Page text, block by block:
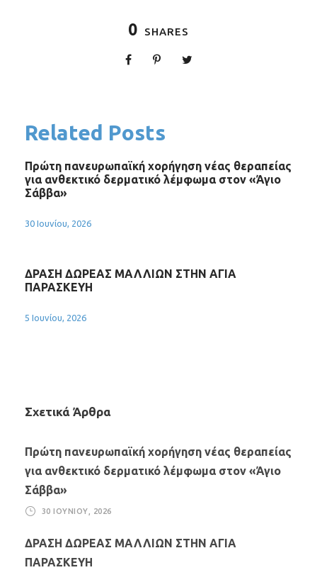
0 SHARES
Related Posts
Πρώτη πανευρωπαϊκή χορήγηση νέας θεραπείας
για ανθεκτικό δερματικό λέμφωμα στον «Άγιο
Σάββα»
30 Ιουνίου, 2026
ΔΡΑΣΗ ΔΩΡΕΑΣ ΜΑΛΛΙΩΝ ΣΤΗΝ ΑΓΙΑ
ΠΑΡΑΣΚΕΥΗ
5 Ιουνίου, 2026
Σχετικά Άρθρα
Πρώτη πανευρωπαϊκή χορήγηση νέας θεραπείας
για ανθεκτικό δερματικό λέμφωμα στον «Άγιο
Σάββα»
30 ΙΟΥΝΊΟΥ, 2026
ΔΡΑΣΗ ΔΩΡΕΑΣ ΜΑΛΛΙΩΝ ΣΤΗΝ ΑΓΙΑ
ΠΑΡΑΣΚΕΥΗ